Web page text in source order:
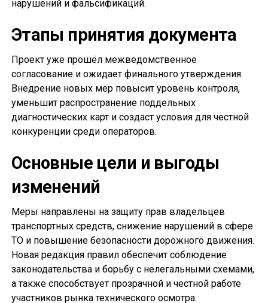
нарушений и фальсификаций.
Этапы принятия документа
Проект уже прошёл межведомственное
согласование и ожидает финального утверждения.
Внедрение новых мер повысит уровень контроля,
уменьшит распространение поддельных
диагностических карт и создаст условия для честной
конкуренции среди операторов.
Основные цели и выгоды
изменений
Меры направлены на защиту прав владельцев
транспортных средств, снижение нарушений в сфере
ТО и повышение безопасности дорожного движения.
Новая редакция правил обеспечит соблюдение
законодательства и борьбу с нелегальными схемами,
а также способствует прозрачной и честной работе
участников рынка технического осмотра.